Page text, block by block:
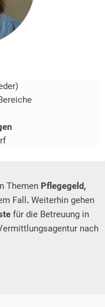
Themen Pflegegeld,
Fall . Weiterhin gehen
für die Betreuung in
nach